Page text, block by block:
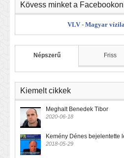
Kövess minket a
VLV - Magyar
Népszerű Friss
Kiemelt cikkek
Meghalt Benedek Tibor
2020-06-18
Kemény Dénes bejelentette
2018-05-29